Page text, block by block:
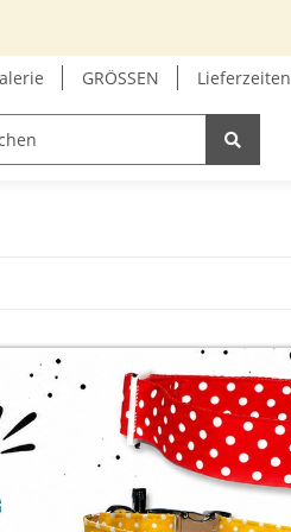
GRÖSSEN Lieferzeiten
GUTSCHEIN INFOECKE